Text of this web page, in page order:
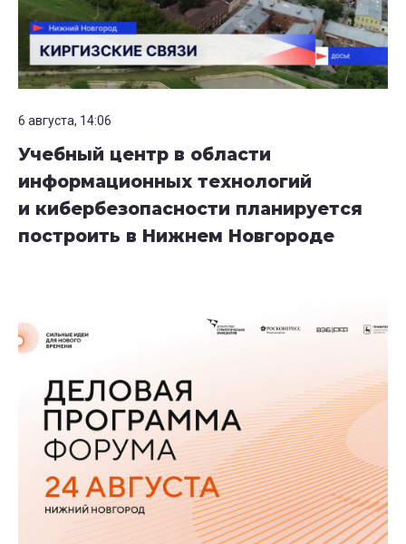
6 августа, 14:06
Учебный центр в области
информационных технологий
и кибербезопасности планируется
построить в Нижнем Новгороде